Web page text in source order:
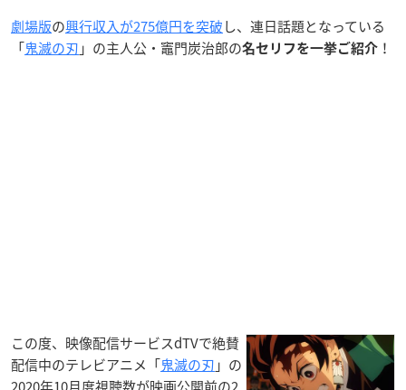
劇場版の興行収入が275億円を突破し、連日話題となっている
「鬼滅の刃 」の主人公・竈門炭治郎の名セリフを一挙ご紹介 ！
この度、映像配信サービスdTVで絶賛
配信中のテレビアニメ「鬼滅の刃 」の
2020年10月度視聴数が映画公開前の2